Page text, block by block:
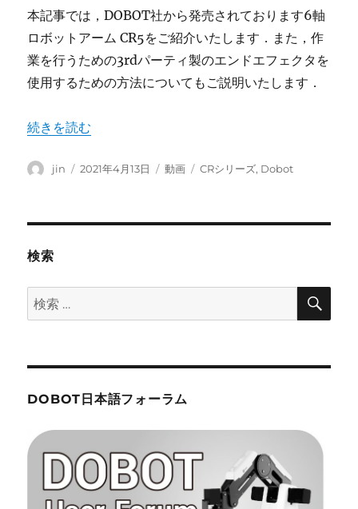
本記事では，DOBOT社から発売されております6軸
ロボットアーム CR5をご紹介いたします．また，作
業を行うための3rdパーティ製のエンドエフェクタを
使用するための方法についてもご説明いたします．
“DOBOT CR5のご紹介（3rdパーティ製エンドエフェク
続きを読む
投
jin
投
2021年4月13日
フ
動画
カ
CRシリーズ, Dobot
検索
検
索:
検
DOBOT日本語フォーラム